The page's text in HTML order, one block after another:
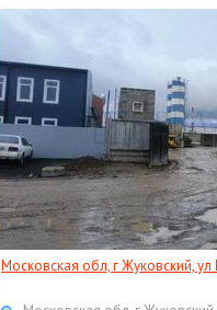
Московская обл, г Жуковский,